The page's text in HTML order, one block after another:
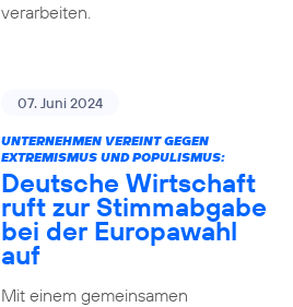
verarbeiten.
07. Juni 2024
UNTERNEHMEN VEREINT GEGEN
EXTREMISMUS UND POPULISMUS:
Deutsche Wirtschaft
ruft zur Stimmabgabe
bei der Europawahl
auf
Mit einem gemeinsamen